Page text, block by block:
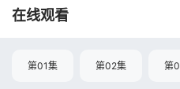
在线观看
第01集 第02集 第